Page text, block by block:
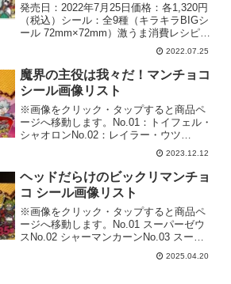
発売日：2022年7月25日価格：各1,320円
（税込）シール：全9種（キラキラBIGシ
ール 72mm×72mm）激うま消費レシピ
BIGシール リスト通常盤スーパーゼウス
スーパーデビルAmazon限定版ヘッドロコ
コ魔肖ネロ復刊ドットコム限...
2022.07.25
魔界の主役は我々だ！マンチョコ
シール画像リスト
※画像をクリック・タップすると商品ペ
ージへ移動します。No.01：トイフェル・
シャオロンNo.02：レイラー・ウツ
No.03：シュヴァイン・トントンNo.04：
ボンベ・ゾムNo.05：クライン・ロボロ
No.06：イロニー・ショッピNo.07...
2023.12.12
ヘッドだらけのビックリマンチョ
コ シール画像リスト
※画像をクリック・タップすると商品ペ
ージへ移動します。No.01 スーパーゼウ
スNo.02 シャーマンカーンNo.03 スーパ
ーデビルNo.04 スーパーデビルNo.05 聖
フェニックスNo.06 聖フェニックスNo.07
2025.04.20